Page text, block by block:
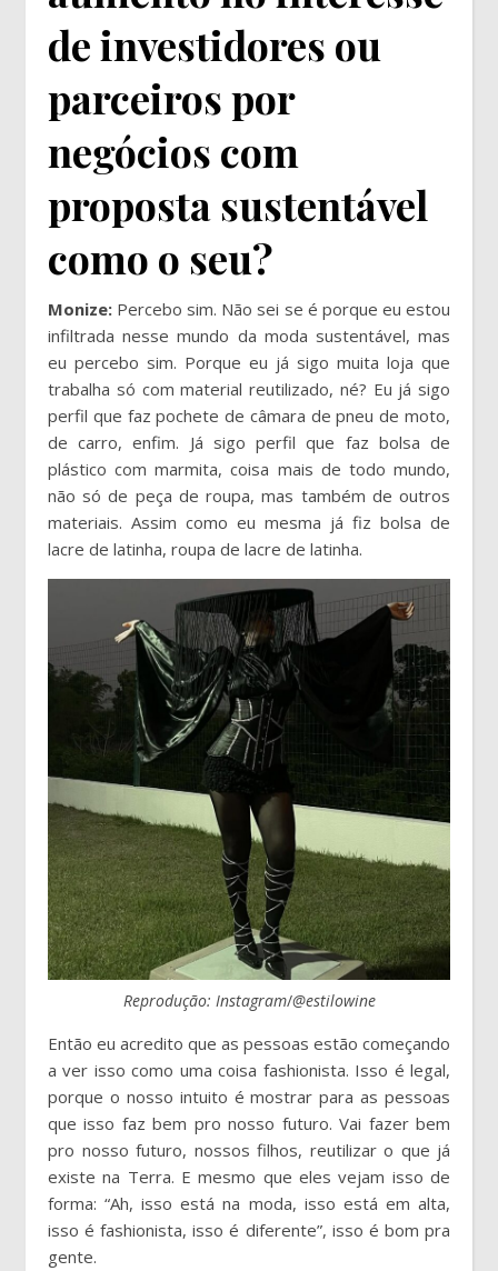
de investidores ou
parceiros por
negócios com
proposta sustentável
como o seu?
Monize: Percebo sim. Não sei se é porque eu estou
infiltrada nesse mundo da moda sustentável, mas
eu percebo sim. Porque eu já sigo muita loja que
trabalha só com material reutilizado, né? Eu já sigo
perfil que faz pochete de câmara de pneu de moto,
de carro, enfim. Já sigo perfil que faz bolsa de
plástico com marmita, coisa mais de todo mundo,
não só de peça de roupa, mas também de outros
materiais. Assim como eu mesma já fiz bolsa de
lacre de latinha, roupa de lacre de latinha.
Reprodução: Instagram/@estilowine
Então eu acredito que as pessoas estão começando
a ver isso como uma coisa fashionista. Isso é legal,
porque o nosso intuito é mostrar para as pessoas
que isso faz bem pro nosso futuro. Vai fazer bem
pro nosso futuro, nossos filhos, reutilizar o que já
existe na Terra. E mesmo que eles vejam isso de
forma: “Ah, isso está na moda, isso está em alta,
isso é fashionista, isso é diferente”, isso é bom pra
gente.